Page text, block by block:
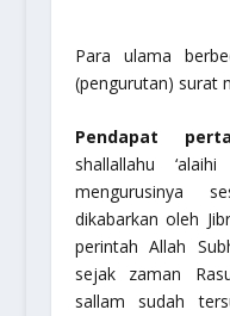
Para ulama
(pengurutan) surat
Pendapat
shallallahu
mengurusinya
dikabarkan oleh
perintah Allah
sejak zaman
sallam sudah